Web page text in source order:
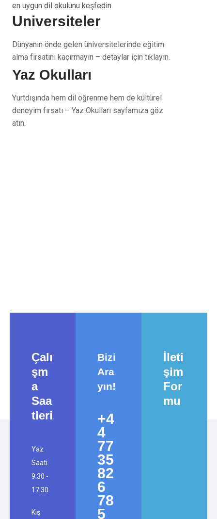
en uygun dil okulunu keşfedin.
Üniversiteler
Dünyanın önde gelen üniversitelerinde eğitim
alma fırsatını kaçırmayın – detaylar için tıklayın.
Yaz Okulları
Yurtdışında hem dil öğrenme hem de kültürel
deneyim fırsatı – Yaz Okulları sayfamıza göz
atın.
Çalı
şm
a
Saa
tleri
Yaz
Saati
9.30 -
17.30
Kış
Bizi
Ara
yın!
+4
4
77
35
82
6
78
5
İleti
şim
For
mu